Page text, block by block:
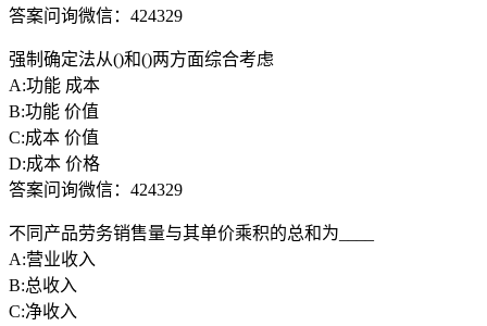
答案问询微信：424329
强制确定法从()和()两方面综合考虑
A:功能 成本
B:功能 价值
C:成本 价值
D:成本 价格
答案问询微信：424329
不同产品劳务销售量与其单价乘积的总和为____
A:营业收入
B:总收入
C:净收入